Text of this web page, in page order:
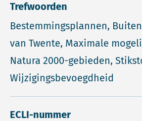
Trefwoorden
Bestemmingsplannen,
van Twente, Maximale
Natura 2000-gebieden,
Wijzigingsbevoegdheid
ECLI-nummer